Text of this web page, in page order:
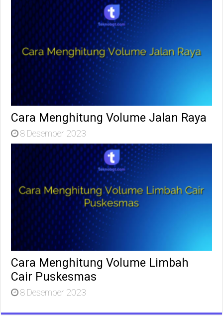
Cara Menghitung Volume Jalan Raya
8 Desember 2023
Cara Menghitung Volume Limbah
Cair Puskesmas
8 Desember 2023